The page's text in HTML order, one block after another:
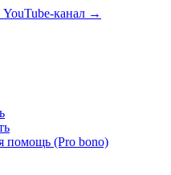
канал →
помощь (Pro bono)